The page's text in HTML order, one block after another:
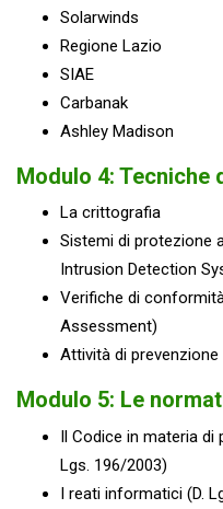
Solarwinds
Regione Lazio
SIAE
Carbanak
Ashley Madison
Modulo 4: Tecniche
La crittografia
Sistemi di protezione
Intrusion Detection
Verifiche di
Assessment)
Attività di prevenzione
Modulo 5: Le
Il Codice in materia di
Lgs. 196/2003)
I reati informatici (D.